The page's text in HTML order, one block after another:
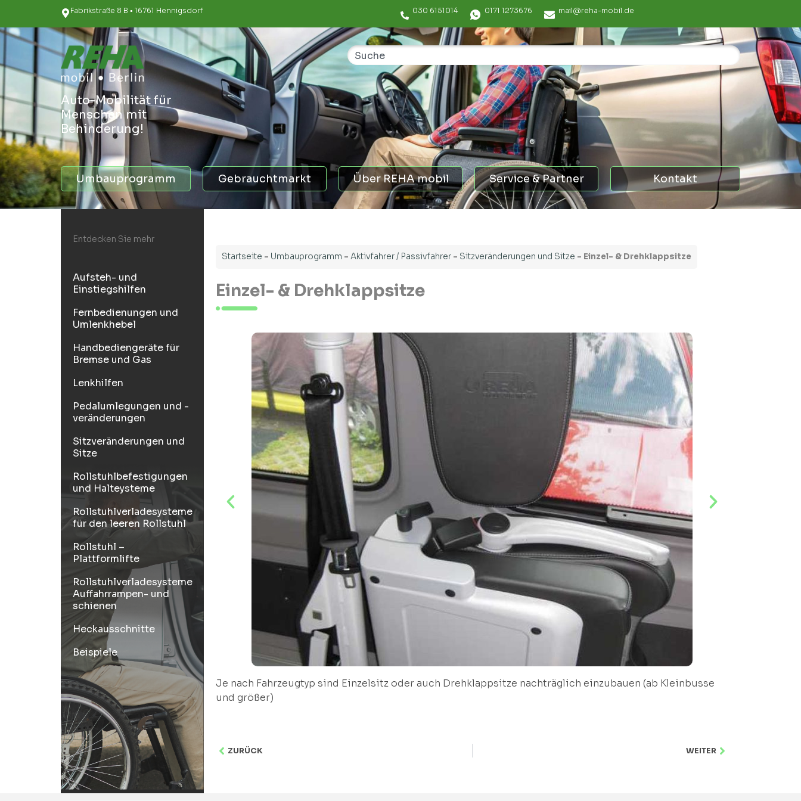
Fabrikstraße 8 B • 16761 Hennigsdorf 030 6151014 0171 1273676 mail@reha-mobil.de
Auto-Mobilität für
Menschen mit
Behinderung!
Umbauprogramm Gebrauchtmarkt Über REHA mobil Service & Partner Kontakt
Entdecken Sie mehr
Aufsteh- und
Einstiegshilfen
Fernbedienungen und
Umlenkhebel
Handbediengeräte für
Bremse und Gas
Lenkhilfen
Pedalumlegungen und -
veränderungen
Sitzveränderungen und
Sitze
Rollstuhlbefestigungen
und Halteysteme
Rollstuhlverladesysteme
für den leeren Rollstuhl
Rollstuhl –
Plattformlifte
Rollstuhlverladesysteme
Auffahrrampen- und
schienen
Heckausschnitte
Beispiele
Startseite - Umbauprogramm - Aktivfahrer / Passivfahrer - Sitzveränderungen und Sitze - Einzel- & Drehklappsitze
Einzel- & Drehklappsitze
Je nach Fahrzeugtyp sind Einzelsitz oder auch Drehklappsitze nachträglich einzubauen (ab Kleinbusse
und größer)
ZURÜCK WEITER